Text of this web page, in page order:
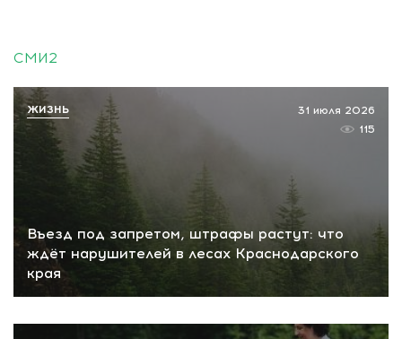
СМИ2
Въезд под запретом, штрафы растут: что
ждёт нарушителей в лесах Краснодарского
края
31 июля 2026
115
ЖИЗНЬ